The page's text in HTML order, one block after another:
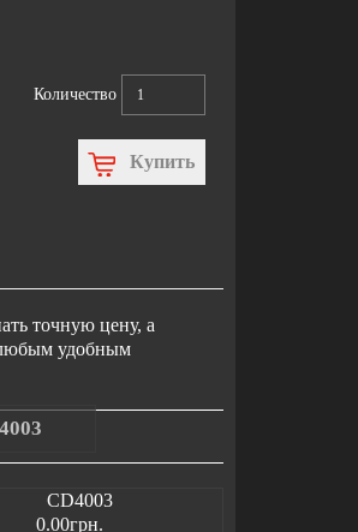
Количество
Купить
точную цену, а
любым удобным
0.00грн.